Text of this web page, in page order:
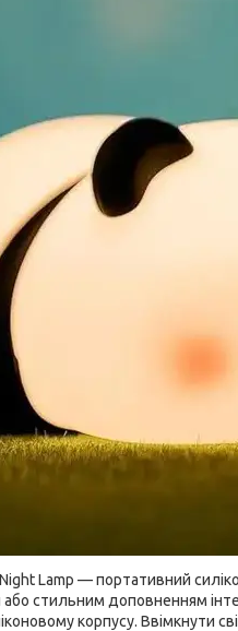
Lamp — портативний
стильним доповненням
корпусу. Ввімкнути